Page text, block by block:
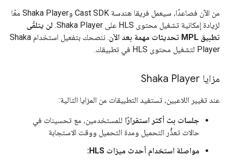
من الآن فصاعدًا، سيعمل فريقا هندسة Cast SDK وShaka Player معًا
لزيادة إمكانية تشغيل محتوى HLS على Shaka Player.
لن يتلقّى
تطبيق MPL تحديثات مهمة بعد الآن
. ننصحك بتفعيل استخدام Shaka
Player لتشغيل محتوى HLS في تطبيقك.
مزايا Shaka Player
عند تغيير اللاعبين، تستفيد التطبيقات من المزايا التالية:
جلسات بث أكثر استقرارًا للمستخدمين، مع تحسينات في
حالات تعذُّر التحميل ومدة التحميل ووقت الاستجابة
مواصلة استخدام أحدث ميزات HLS: